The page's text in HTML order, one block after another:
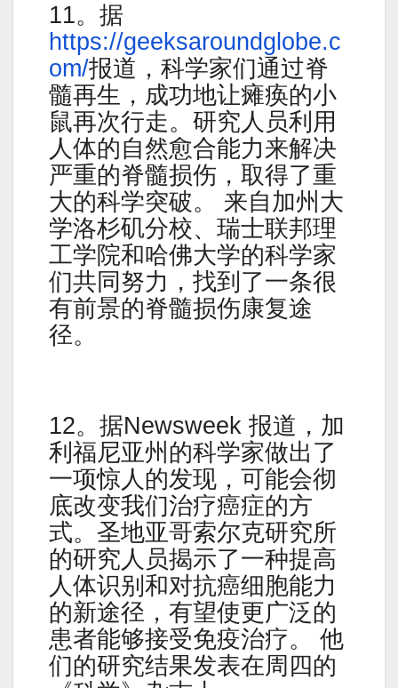
11。据
https://geeksaroundglobe.c
om/报道，科学家们通过脊
髓再生，成功地让瘫痪的小
鼠再次行走。研究人员利用
人体的自然愈合能力来解决
严重的脊髓损伤，取得了重
大的科学突破。 来自加州大
学洛杉矶分校、瑞士联邦理
工学院和哈佛大学的科学家
们共同努力，找到了一条很
有前景的脊髓损伤康复途
径。
12。据Newsweek 报道，加
利福尼亚州的科学家做出了
一项惊人的发现，可能会彻
底改变我们治疗癌症的方
式。圣地亚哥索尔克研究所
的研究人员揭示了一种提高
人体识别和对抗癌细胞能力
的新途径，有望使更广泛的
患者能够接受免疫治疗。 他
们的研究结果发表在周四的